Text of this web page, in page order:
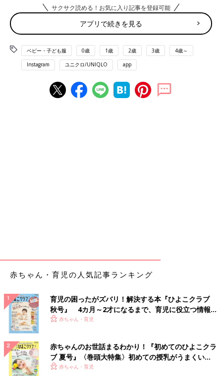
黒やチェック柄のボトムスを合わせると一気に秋ら
UT」
サクサク読める！お気に入り記事を登録可能
アプリで続きを見る
ベビー・子ども服 0歳 1歳 2歳 3歳 4歳～
Instagram ユニクロ/UNIQLO app
赤ちゃん・育児の人気記事ランキング
育児の困ったがズバリ！解決する本『ひよこクラブ
秋号』 4カ月～2才になるまで、育児に役立つ情報が
いっぱい！
赤ちゃん・育児
赤ちゃんのお世話まるわかり！『初めてのひよこクラ
ブ 夏号』〈巻頭大特集〉初めての授乳がうまくい
く！ おっぱい・ミルクの基本と夏のトラブル 解決テ
赤ちゃん・育児